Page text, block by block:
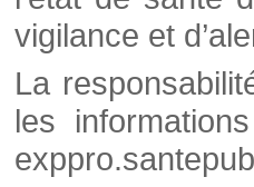
vigilance et
La
les